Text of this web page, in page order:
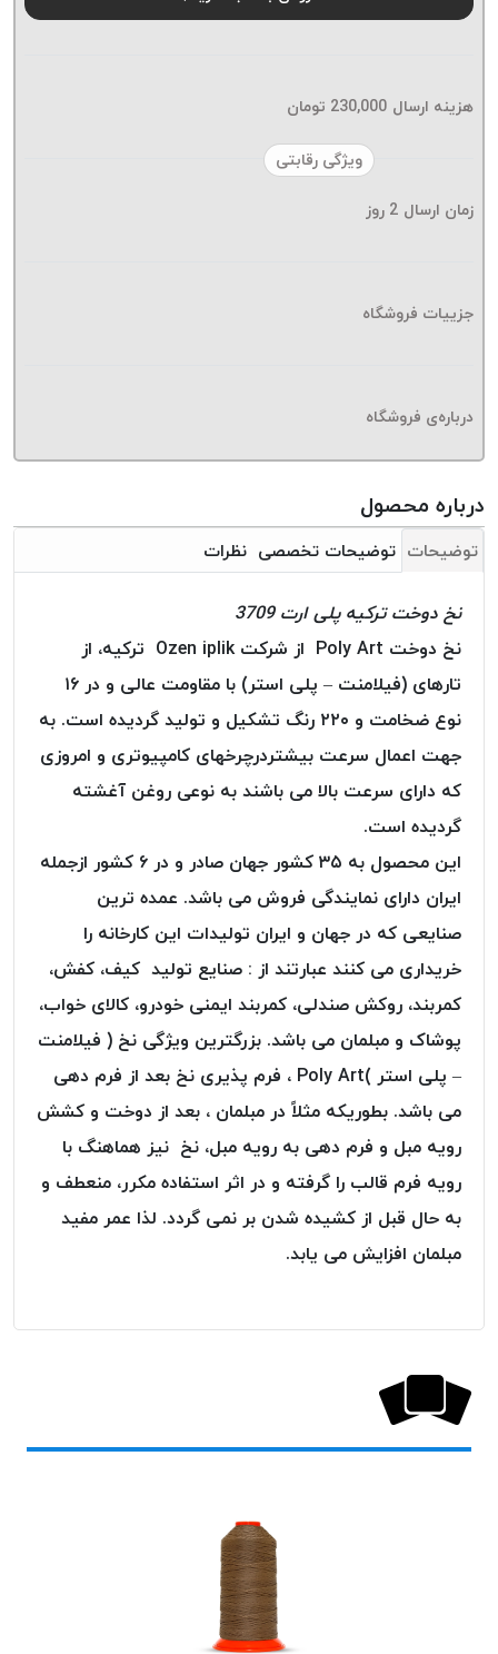
نخ
بدون
زتا
نخ
امگا
بافت
بدون
موم
KORD
نخ
توری
نخ
توری
پلیسه
کرد
OMEGA
نخ
توری
پلیسه
پلاس
PPLUS
نخ
توری
پلیسه
بتا
KORD
BETA
دوک
پایین
OMEGA
VENTO
ویژگی رقابتی
هزینه ارسال 230,000 تومان
زمان ارسال 2 روز
جزییات فروشگاه
درباره‌ی فروشگاه
درباره محصول
توضیحات توضیحات تخصصی نظرات
نخ دوخت ترکیه پلی ارت 3709
نخ دوخت Poly Art از شرکت Ozen iplik ترکیه، از
تارهای (فیلامنت – پلی استر) با مقاومت عالی و در ۱۶
نوع ضخامت و ۲۲۰ رنگ تشکیل و تولید گردیده است. به
جهت اعمال سرعت بیشتردرچرخهای کامپیوتری و امروزی
که دارای سرعت بالا می باشند به نوعی روغن آغشته
گردیده است.
این محصول به ۳۵ کشور جهان صادر و در ۶ کشور ازجمله
ایران دارای نمایندگی فروش می باشد. عمده ترین
صنایعی که در جهان و ایران تولیدات این کارخانه را
خریداری می کنند عبارتند از : صنایع تولید کیف، کفش،
کمربند، روکش صندلی، کمربند ایمنی خودرو، کالای خواب،
پوشاک و مبلمان می باشد. بزرگترین ویژگی نخ ( فیلامنت
– پلی استر )Poly Art ، فرم پذیری نخ بعد از فرم دهی
می باشد. بطوریکه مثلاً در مبلمان ، بعد از دوخت و کشش
رویه مبل و فرم دهی به رویه مبل، نخ نیز هماهنگ با
رویه فرم قالب را گرفته و در اثر استفاده مکرر، منعطف و
به حال قبل از کشیده شدن بر نمی گردد. لذا عمر مفید
مبلمان افزایش می یابد.